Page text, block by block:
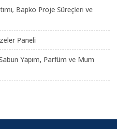
Bapko Proje Süreçleri ve
Paneli
Yapım, Parfüm ve Mum